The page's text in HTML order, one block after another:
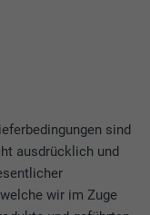
sind
ausdrücklich und
wir im Zuge